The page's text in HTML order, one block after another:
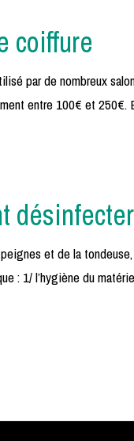
coiffure
par de nombreux
entre 100€ et
et de la
: 1/ l’hygiène du